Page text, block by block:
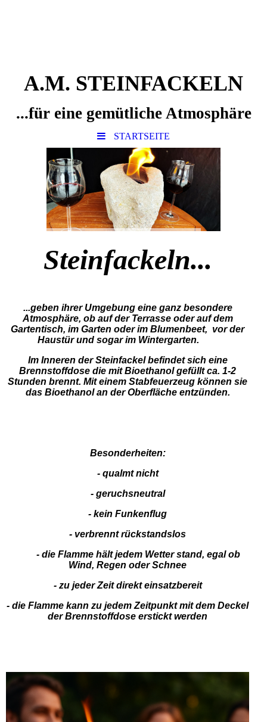
A.M. STEINFACKELN
...für eine gemütliche Atmosphäre
STARTSEITE
Steinfackeln...
...geben ihrer Umgebung eine ganz besondere
Atmosphäre, ob auf der Terrasse oder auf dem
Gartentisch, im Garten oder im Blumenbeet, vor der
Haustür und sogar im Wintergarten.
Im Inneren der Steinfackel befindet sich eine
Brennstoffdose die mit Bioethanol gefüllt ca. 1-2
Stunden brennt. Mit einem Stabfeuerzeug können sie
das Bioethanol an der Oberfläche entzünden.
Besonderheiten:
- qualmt nicht
- geruchsneutral
- kein Funkenflug
- verbrennt rückstandslos
- die Flamme hält jedem Wetter stand, egal ob
Wind, Regen oder Schnee
- zu jeder Zeit direkt einsatzbereit
- die Flamme kann zu jedem Zeitpunkt mit dem Deckel
der Brennstoffdose erstickt werden